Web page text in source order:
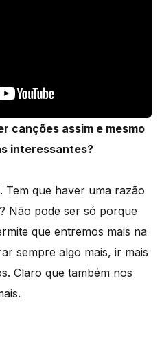
canções assim e mesmo
interessantes?
Tem que haver uma razão
Não pode ser só porque
que entremos mais na
sempre algo mais, ir mais
Claro que também nos